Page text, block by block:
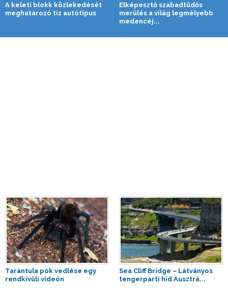
A keleti blokk közlekedését
meghatározó tíz autótípus
Elképesztő szabadtüdős
merülés a világ legmélyebb
medencéj...
Tarantula pók vedlése egy
rendkívüli videón
Sea Cliff Bridge – Látványos
tengerparti híd Ausztrá...